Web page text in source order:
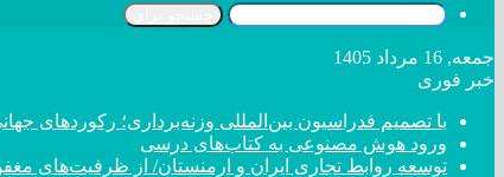
جمعه, 16 مرداد 1405
خبر فوری
با تصمیم فدراسیون بین‌المللی وزنه‌برداری؛ رکورد‌های
ورود هوش مصنوعی به کتاب‌های درسی
توسعه روابط تجاری ایران و ارمنستان/ از ظرفیت‌های